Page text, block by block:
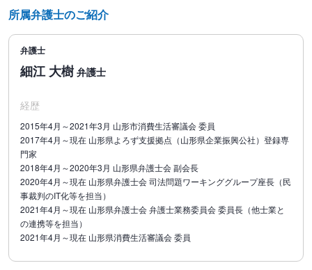
つき日当3.3万円を追加いたします。
所属弁護士のご紹介
弁護士
細江 大樹 弁護士
経歴
2015年4月～2021年3月 山形市消費生活審議会 委員
2017年4月～現在 山形県よろず支援拠点（山形県企業振興公社）登録専
門家
2018年4月～2020年3月 山形県弁護士会 副会長
2020年4月～現在 山形県弁護士会 司法問題ワーキンググループ座長（民
事裁判のIT化等を担当）
2021年4月～現在 山形県弁護士会 弁護士業務委員会 委員長（他士業と
の連携等を担当）
2021年4月～現在 山形県消費生活審議会 委員